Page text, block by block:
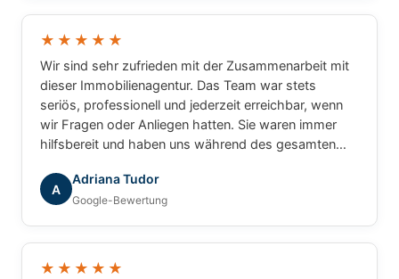
★★★★★
Wir sind sehr zufrieden mit der Zusammenarbeit mit
dieser Immobilienagentur. Das Team war stets
seriös, professionell und jederzeit erreichbar, wenn
wir Fragen oder Anliegen hatten. Sie waren immer
hilfsbereit und haben uns während des gesamten
Agentur mit gutem Gewissen weiterempfehlen.
A
Adriana Tudor
Google-Bewertung
★★★★★